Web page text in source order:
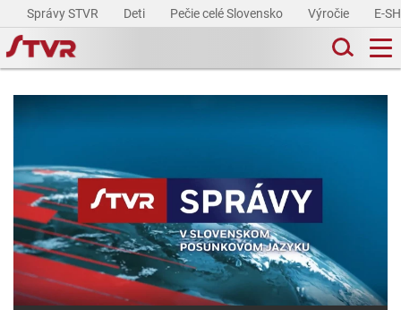
Správy STVR Deti Pečie celé Slovensko Výročie E-